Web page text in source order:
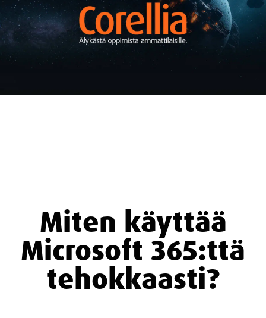
Miten käyttää
Microsoft 365:ttä
tehokkaasti?